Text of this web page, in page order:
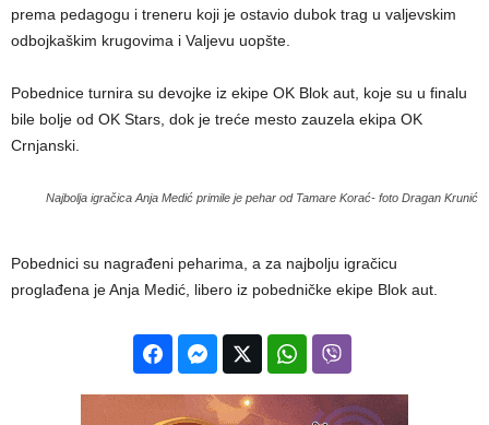
prema pedagogu i treneru koji je ostavio dubok trag u valjevskim
odbojkaškim krugovima i Valjevu uopšte.
Pobednice turnira su devojke iz ekipe OK Blok aut, koje su u finalu
bile bolje od OK Stars, dok je treće mesto zauzela ekipa OK
Crnjanski.
Najbolja igračica Anja Medić primile je pehar od Tamare Korać- foto Dragan Krunić
Pobednici su nagrađeni peharima, a za najbolju igračicu
proglađena je Anja Medić, libero iz pobedničke ekipe Blok aut.